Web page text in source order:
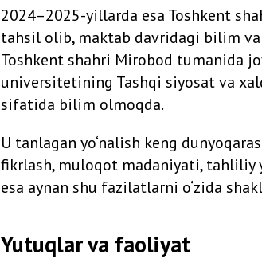
2024–2025-yillarda esa Toshkent
tahsil olib, maktab davridagi bilim
Toshkent shahri Mirobod tumanida
universitetining Tashqi siyosat va
sifatida bilim olmoqda.
U tanlagan yo‘nalish keng
fikrlash, muloqot madaniyati, tahliliy
esa aynan shu fazilatlarni o‘zida
Yutuqlar va faoliyat